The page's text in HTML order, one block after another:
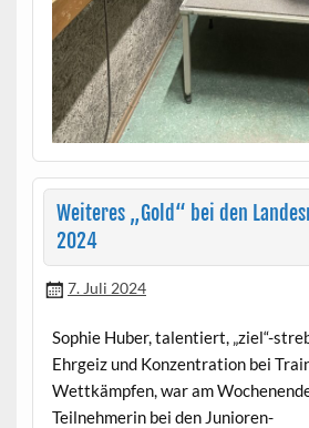
Weiteres „Gold“ bei den
2024
7. Juli 2024
Sophie Huber, talentiert, „ziel“-
Ehrgeiz und Konzentration bei
Wettkämpfen, war am
Teilnehmerin bei den Junioren-